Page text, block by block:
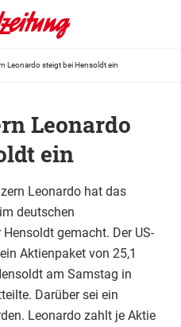
Leonardo steigt bei Hensoldt ein
Leonardo
ein
Leonardo hat das
deutschen
gemacht. Der US-
Aktienpaket von 25,1
am Samstag in
Darüber sei ein
Leonardo zahlt je Aktie